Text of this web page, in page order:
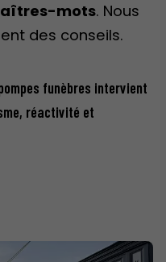
mots. Nous
des conseils.
funèbres intervient
réactivité et